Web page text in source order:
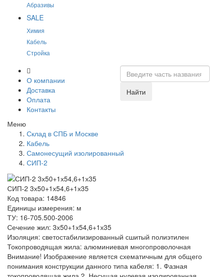
Абразивы
SALE
Химия
Кабель
Стройка
О компании
Доставка
Оплата
Контакты
Найти
Меню
Склад в СПБ и Москве
Кабель
Самонесущий изолированный
СИП-2
СИП-2 3х50+1х54,6+1х35
Код товара: 14846
Единицы измерения: м
ТУ: 16-705.500-2006
Сечение жил: 3х50+1х54,6+1х35
Изоляция: светостабилизированный сшитый полиэтилен
Токопроводящая жила: алюминиевая многопроволочная
Внимание! Изображение является схематичным для общего
понимания конструкции данного типа кабеля: 1. Фазная